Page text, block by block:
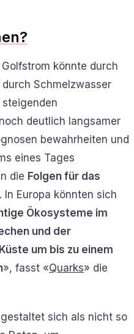
könnte durch
Schmelzwasser
deutlich langsamer
bewahrheiten und
eines Tages
die Folgen für das
. In Europa könnten sich
Ökosysteme im
und der
um bis zu einem
», fasst «Quarks» die
sich als nicht so